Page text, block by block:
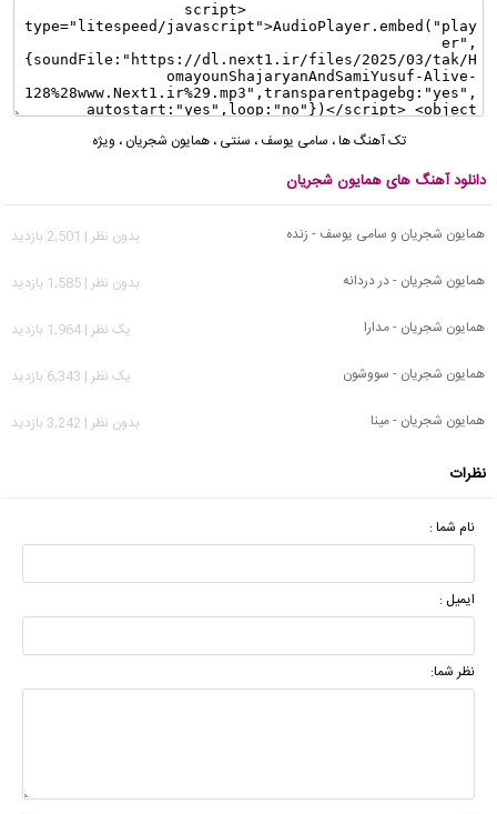
تک آهنگ ها، سامی یوسف ، سنتی ،همایون شجریان ، ویژه
دانلود آهنگ های همایون شجریان
همایون شجریان و سامی یوسف - زنده
بدون نظر | 2,501 بازدید
همایون شجریان - در دردانه
بدون نظر | 1,585 بازدید
همایون شجریان - مدارا
يک نظر | 1,964 بازدید
همایون شجریان - سووشون
يک نظر | 6,343 بازدید
همایون شجریان - مینا
بدون نظر | 3,242 بازدید
نظرات
نام شما :
ایمیل :
نظر شما: